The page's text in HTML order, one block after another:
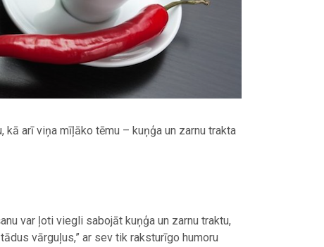
kā arī viņa mīļāko tēmu – kuņģa un zarnu trakta
var ļoti viegli sabojāt kuņģa un zarnu traktu,
vārguļus,” ar sev tik raksturīgo humoru